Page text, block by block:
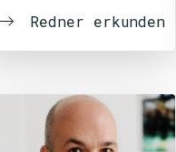
Redner erkunden